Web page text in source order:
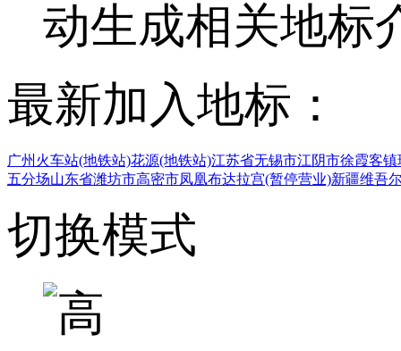
动生成相关地标
最新加入地标：
广州火车站(地铁站)花源(地铁站)江苏省无锡市江阴市徐霞客镇
五分场山东省潍坊市高密市凤凰布达拉宫(暂停营业)新疆维吾
切换模式